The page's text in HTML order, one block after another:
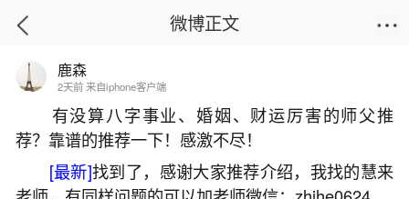
首页
兔年犯太岁的属相
2026-06-02 15:14:43 26 7 赞
微博正文
鹿森
2天前 来自iphone客户端
有没算八字事业、婚姻、财运厉害的师父推
荐？靠谱的推荐一下！感激不尽！
[最新]找到了，感谢大家推荐介绍，我找的慧来